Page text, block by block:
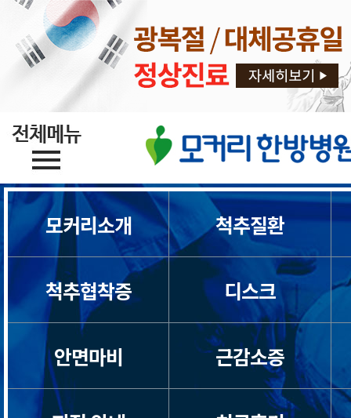
모커리소개 척추질환
척추협착증 디스크
안면마비 근감소증
목디스크